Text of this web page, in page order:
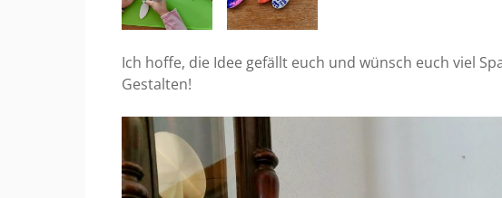
Ich hoffe, die Idee gefällt euch und wünsch euch viel
Gestalten!